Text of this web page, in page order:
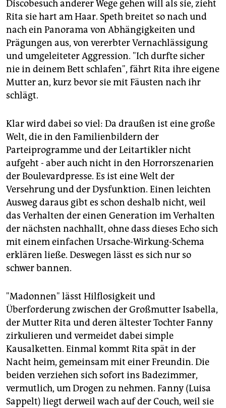
Discobesuch anderer Wege gehen will als sie, zieht
Rita sie hart am Haar. Speth breitet so nach und
nach ein Panorama von Abhängigkeiten und
Prägungen aus, von vererbter Vernachlässigung
und umgeleiteter Aggression. "Ich durfte sicher
nie in deinem Bett schlafen", fährt Rita ihre eigene
Mutter an, kurz bevor sie mit Fäusten nach ihr
schlägt.
Klar wird dabei so viel: Da draußen ist eine große
Welt, die in den Familienbildern der
Parteiprogramme und der Leitartikler nicht
aufgeht - aber auch nicht in den Horrorszenarien
der Boulevardpresse. Es ist eine Welt der
Versehrung und der Dysfunktion. Einen leichten
Ausweg daraus gibt es schon deshalb nicht, weil
das Verhalten der einen Generation im Verhalten
der nächsten nachhallt, ohne dass dieses Echo sich
mit einem einfachen Ursache-Wirkung-Schema
erklären ließe. Deswegen lässt es sich nur so
schwer bannen.
"Madonnen" lässt Hilflosigkeit und
Überforderung zwischen der Großmutter Isabella,
der Mutter Rita und deren ältester Tochter Fanny
zirkulieren und vermeidet dabei simple
Kausalketten. Einmal kommt Rita spät in der
Nacht heim, gemeinsam mit einer Freundin. Die
beiden verziehen sich sofort ins Badezimmer,
vermutlich, um Drogen zu nehmen. Fanny (Luisa
Sappelt) liegt derweil wach auf der Couch, weil sie